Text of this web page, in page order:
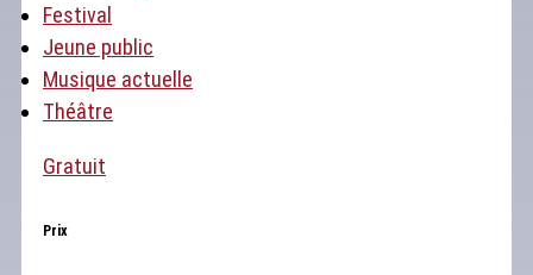
Festival
Jeune public
Musique actuelle
Théâtre
Gratuit
Prix